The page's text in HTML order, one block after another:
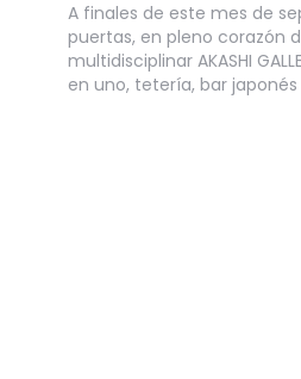
A finales de este mes de
puertas, en pleno corazón
multidisciplinar AKASHI
en uno, tetería, bar